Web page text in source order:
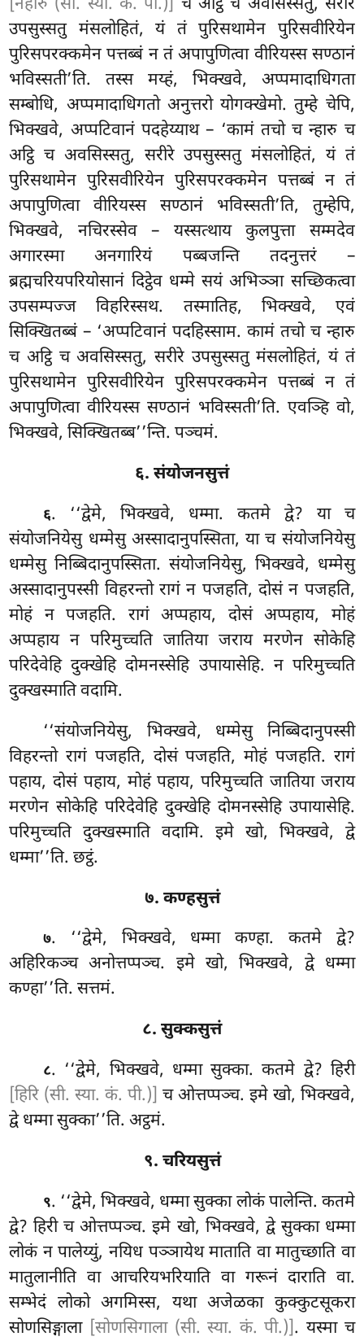
[नहारु (सी. स्या. कं. पी.)] च अट्ठि च अवसिस्सतु, सरीरे
उपसुस्सतु मंसलोहितं, यं तं पुरिसथामेन पुरिसवीरियेन
पुरिसपरक्कमेन पत्तब्बं न तं अपापुणित्वा वीरियस्स सण्ठानं
भविस्सती’ति. तस्स मय्हं, भिक्खवे, अप्पमादाधिगता
सम्बोधि, अप्पमादाधिगतो अनुत्तरो योगक्खेमो. तुम्हे चेपि,
भिक्खवे, अप्पटिवानं पदहेय्याथ – ‘कामं तचो च न्हारु च
अट्ठि च अवसिस्सतु, सरीरे उपसुस्सतु मंसलोहितं, यं तं
पुरिसथामेन पुरिसवीरियेनपुरिसपरक्कमेन पत्तब्बं न तं
अपापुणित्वा वीरियस्स सण्ठानं भविस्सती’ति, तुम्हेपि,
भिक्खवे, नचिरस्सेव – यस्सत्थाय कुलपुत्ता सम्मदेव
अगारस्मा अनगारियं पब्बजन्ति तदनुत्तरं –
ब्रह्मचरियपरियोसानं दिट्ठेव धम्मे सयं अभिञ्ञा सच्छिकत्वा
उपसम्पज्ज विहरिस्सथ. तस्मातिह, भिक्खवे, एवं
सिक्खितब्बं – ‘अप्पटिवानं पदहिस्साम. कामं तचो च न्हारु
च अट्ठि च अवसिस्सतु, सरीरे उपसुस्सतु मंसलोहितं, यं तं
पुरिसथामेन पुरिसवीरियेन पुरिसपरक्कमेन पत्तब्बं न तं
अपापुणित्वा वीरियस्स सण्ठानं भविस्सती’ति. एवञ्हि वो,
भिक्खवे, सिक्खितब्ब’’न्ति. पञ्चमं.
६. संयोजनसुत्तं
६. ‘‘द्वेमे, भिक्खवे, धम्मा. कतमे द्वे? या च
संयोजनियेसु धम्मेसु अस्सादानुपस्सिता, या च संयोजनियेसु
धम्मेसु निब्बिदानुपस्सिता. संयोजनियेसु, भिक्खवे, धम्मेसु
अस्सादानुपस्सी विहरन्तो रागं न पजहति, दोसं न पजहति,
मोहं न पजहति. रागं अप्पहाय, दोसं अप्पहाय, मोहं
अप्पहाय न परिमुच्चति जातिया जराय मरणेन सोकेहि
परिदेवेहि दुक्खेहि दोमनस्सेहि उपायासेहि. न परिमुच्चति
दुक्खस्माति वदामि.
‘‘संयोजनियेसु, भिक्खवे, धम्मेसु निब्बिदानुपस्सी
विहरन्तो रागं पजहति, दोसं पजहति, मोहं पजहति. रागं
पहाय, दोसं पहाय, मोहंपहाय, परिमुच्चति जातिया जराय
मरणेन सोकेहि परिदेवेहि दुक्खेहि दोमनस्सेहि उपायासेहि.
परिमुच्चति दुक्खस्माति वदामि. इमे खो, भिक्खवे, द्वे
धम्मा’’ति. छट्ठं.
७. कण्हसुत्तं
७. ‘‘द्वेमे, भिक्खवे, धम्मा कण्हा. कतमे द्वे?
अहिरिकञ्च अनोत्तप्पञ्च. इमे खो, भिक्खवे, द्वे धम्मा
कण्हा’’ति. सत्तमं.
८. सुक्कसुत्तं
८. ‘‘द्वेमे, भिक्खवे, धम्मा सुक्का. कतमे द्वे? हिरी
[हिरि (सी. स्या. कं. पी.)] च ओत्तप्पञ्च. इमे खो, भिक्खवे,
द्वे धम्मा सुक्का’’ति. अट्ठमं.
९. चरियसुत्तं
९. ‘‘द्वेमे, भिक्खवे, धम्मा सुक्का लोकं पालेन्ति. कतमे
द्वे? हिरी च ओत्तप्पञ्च. इमे खो, भिक्खवे, द्वे सुक्का धम्मा
लोकं न पालेय्युं, नयिध पञ्ञायेथ माताति वा मातुच्छाति वा
मातुलानीति वा आचरियभरियाति वा गरूनं दाराति वा.
सम्भेदं लोको अगमिस्स, यथा अजेळका कुक्कुटसूकरा
सोणसिङ्गाला [सोणसिगाला (सी. स्या. कं. पी.)]. यस्मा च